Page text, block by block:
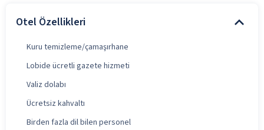
Otel Özellikleri
Kuru temizleme/çamaşırhane
Lobide ücretli gazete hizmeti
Valiz dolabı
Ücretsiz kahvaltı
Birden fazla dil bilen personel